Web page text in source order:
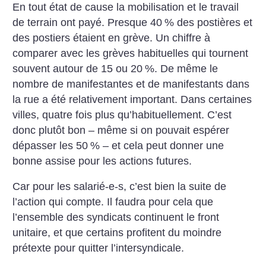
En tout état de cause la mobilisation et le travail
de terrain ont payé. Presque 40 % des postières et
des postiers étaient en grève. Un chiffre à
comparer avec les grèves habituelles qui tournent
souvent autour de 15 ou 20 %. De même le
nombre de manifestantes et de manifestants dans
la rue a été relativement important. Dans certaines
villes, quatre fois plus qu’habituellement. C’est
donc plutôt bon – même si on pouvait espérer
dépasser les 50 % – et cela peut donner une
bonne assise pour les actions futures.
Car pour les salarié-e-s, c’est bien la suite de
l’action qui compte. Il faudra pour cela que
l’ensemble des syndicats continuent le front
unitaire, et que certains profitent du moindre
prétexte pour quitter l’intersyndicale.